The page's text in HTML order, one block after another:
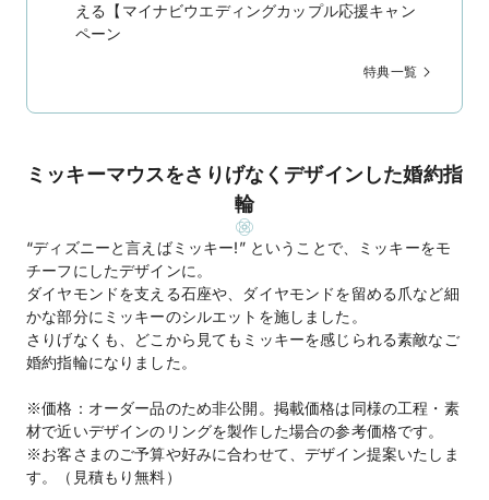
える【マイナビウエディングカップル応援キャン
ペーン
特典一覧
ミッキーマウスをさりげなくデザインした婚約指
輪
“ディズニーと言えばミッキー!” ということで、ミッキーをモ
チーフにしたデザインに。
ダイヤモンドを支える石座や、ダイヤモンドを留める爪など細
かな部分にミッキーのシルエットを施しました。
さりげなくも、どこから見てもミッキーを感じられる素敵なご
婚約指輪になりました。
※価格：オーダー品のため非公開。掲載価格は同様の工程・素
材で近いデザインのリングを製作した場合の参考価格です。
※お客さまのご予算や好みに合わせて、デザイン提案いたしま
す。（見積もり無料）